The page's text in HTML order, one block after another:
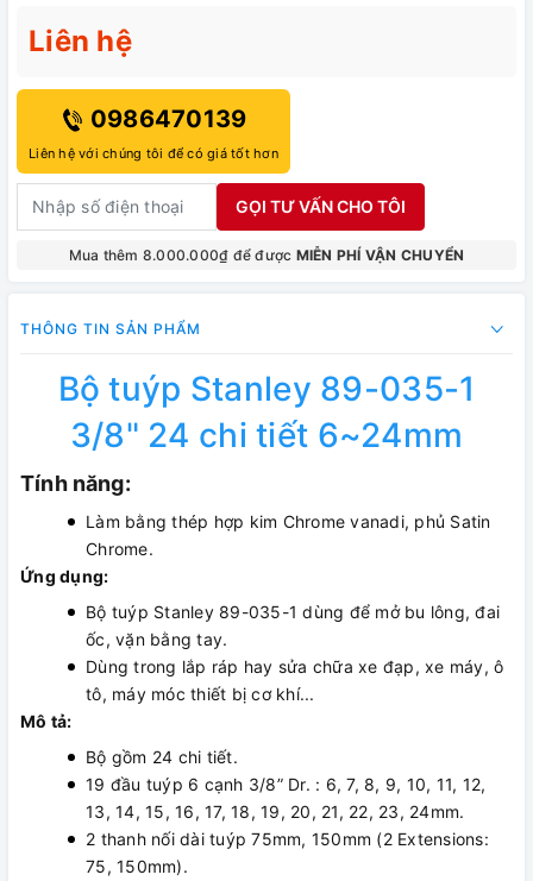
Liên hệ
0986470139
Liên hệ với chúng tôi để có giá tốt hơn
GỌI TƯ VẤN CHO TÔI
Mua thêm 8.000.000₫ để được MIỄN PHÍ VẬN CHUYỂN
THÔNG TIN SẢN PHẨM
Bộ tuýp Stanley 89-035-1
3/8" 24 chi tiết 6~24mm
Tính năng:
Làm bằng thép hợp kim Chrome vanadi, phủ Satin
Chrome.
Ứng dụng:
Bộ tuýp Stanley 89-035-1 dùng để mở bu lông, đai
ốc, vặn bằng tay.
Dùng trong lắp ráp hay sửa chữa xe đạp, xe máy, ô
tô, máy móc thiết bị cơ khí...
Mô tả:
Bộ gồm 24 chi tiết.
19 đầu tuýp 6 cạnh 3/8” Dr. : 6, 7, 8, 9, 10, 11, 12,
13, 14, 15, 16, 17, 18, 19, 20, 21, 22, 23, 24mm.
2 thanh nối dài tuýp 75mm, 150mm (2 Extensions:
75, 150mm).